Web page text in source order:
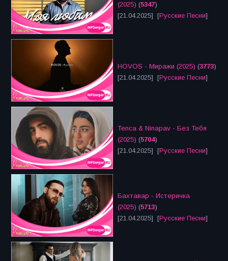
(2025) (5347)
[21.04.2025] [Русские Песни]
HOVOS - Миражи (2025) (3773)
[21.04.2025] [Русские Песни]
Tenca & Ninapav - Без Тебя
(2025) (5704)
[21.04.2025] [Русские Песни]
Бахтавар - Истеричка
(2025) (5713)
[21.04.2025] [Русские Песни]